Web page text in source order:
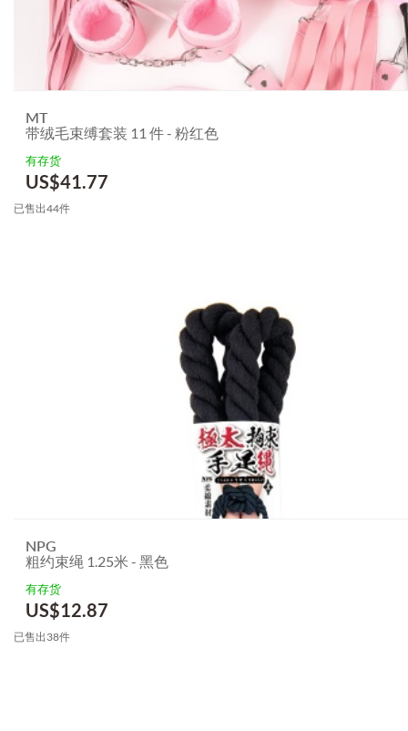
MT
带绒毛束缚套装 11 件 - 粉红色
有存货
US$41.77
已售出44件
NPG
粗约束绳 1.25米 - 黑色
有存货
US$12.87
已售出38件